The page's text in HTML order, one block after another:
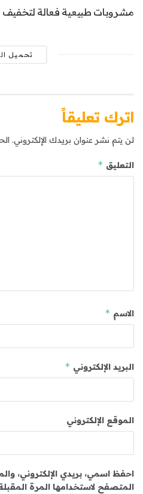
مشروبات طبيعية فعالة لتخفيف
تحميل
اترك تعليقاً
لن يتم نشر عنوان بريدك الإلكتروني.
التعليق *
الاسم *
البريد الإلكتروني *
الموقع الإلكتروني
احفظ اسمي، بريدي الإلكتروني،
المتصفح لاستخدامها المرة